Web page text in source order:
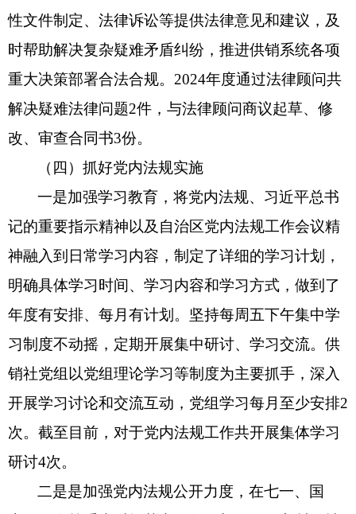
性文件制定、法律诉讼等提供法律意见和建议，及
时帮助解决复杂疑难矛盾纠纷，推进供销系统各项
重大决策部署合法合规。 2024年度通过法律顾问共
解决疑难法律问题2件 ，与法律顾问商议起草、修
改、审查合同书3份。
（四）抓好党内法规实施
一是加强学习教育，将党内法规、习近平总书
记的重要指示精神以及自治区党内法规工作会议精
神融入到日常学习内容，制定了详细的学习计划，
明确具体学习时间、学习内容和学习方式，做到了
年度有安排、每月有计划。坚持每周五下午集中学
习制度不动摇，定期开展集中研讨、学习交流。供
销社党组以党组理论学习等制度为主要抓手，深入
开展学习讨论和交流互动，党组学习每月至少安排2
次。截至目前，对于党内法规工作共开展集体学习
研讨4次。
二是是加强党内法规公开力度，在七一、国